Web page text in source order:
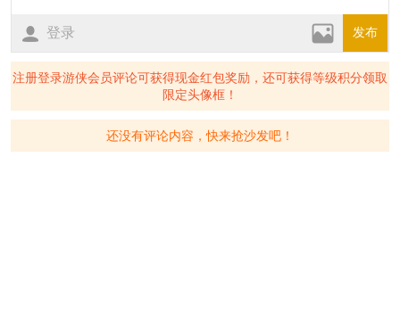
登录 发布
注册登录游侠会员评论可获得现金红包奖励，还可获得等级积分领取
限定头像框！
还没有评论内容，快来抢沙发吧！